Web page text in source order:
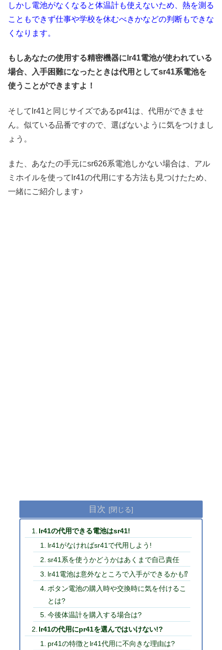
しかし電池がなくなると体温計も使えないため、熱を測る
こともできず仕事や学校を休むべきかなどの判断もできな
くなります。
もしあなたの使用する精密機器にlr41電池が使われている
場合、入手困難になったときは代用としてsr41系電池を
使うことができますよ！
そしてlr41と同じサイズであるpr41は、代用ができませ
ん。似ている品番ですので、選ばないように気をつけまし
ょう。
また、あなたの手元にsr626系電池しかない場合は、アル
ミホイルを使ってlr41の代用にする方法も見つけたため、
一緒にご紹介します♪
目次
lr41の代用できる電池はsr41!
lr41がなければsr41で代用しよう!
sr41系を使うかどうかはあくまで自己責任
lr41電池は意外なところで入手ができるかも⁉︎
ボタン電池の購入時や交換時に気を付けるこ
とは?
今後体温計を購入する場合は?
lr41の代用にpr41を選んではいけない!?
pr41の特徴とlr41代用に不向きな理由は?